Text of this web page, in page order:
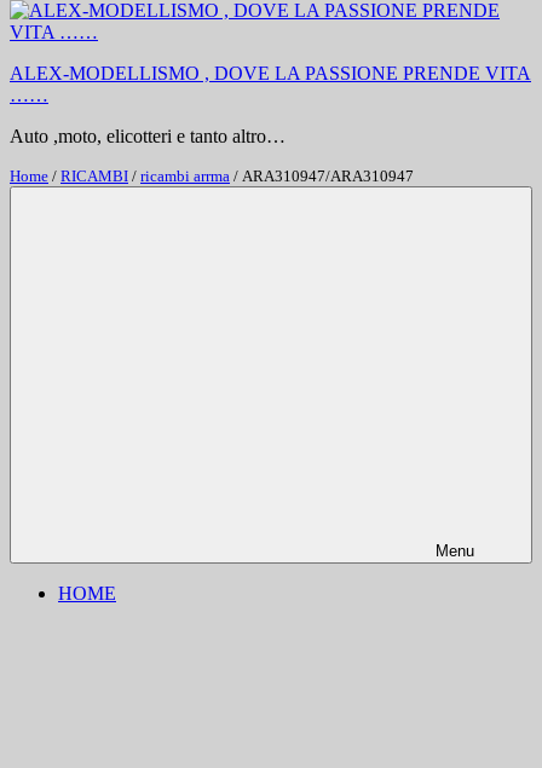
ALEX-MODELLISMO , DOVE LA PASSIONE PRENDE VITA
……
Auto ,moto, elicotteri e tanto altro…
Home / RICAMBI / ricambi arrma / ARA310947/ARA310947
Menu
HOME